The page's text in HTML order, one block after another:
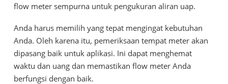
flow meter sempurna untuk pengukuran aliran uap.
Anda harus memilih yang tepat mengingat kebutuhan
Anda. Oleh karena itu, pemeriksaan tempat meter akan
dipasang baik untuk aplikasi. Ini dapat menghemat
waktu dan uang dan memastikan flow meter Anda
berfungsi dengan baik.